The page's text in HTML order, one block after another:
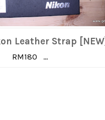
Leather Strap [NEW]
RM180 ...